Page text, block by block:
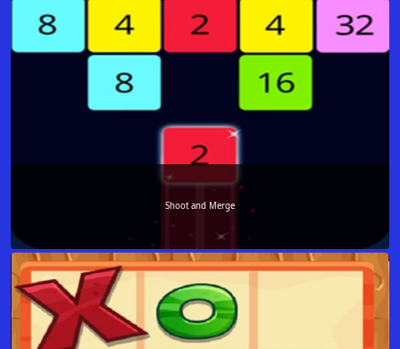
Shoot and Merge